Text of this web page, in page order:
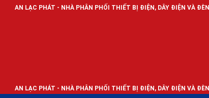
- NHÀ PHÂN PHỐI THIẾT BỊ ĐIỆN, DÂY ĐIỆN VÀ ĐÈN LED CHIẾU SÁNG
- NHÀ PHÂN PHỐI THIẾT BỊ ĐIỆN, DÂY ĐIỆN VÀ ĐÈN LED CHIẾU SÁNG